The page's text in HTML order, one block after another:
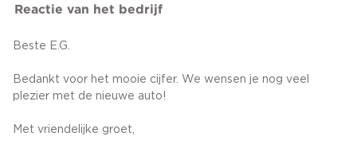
Reactie van het bedrijf
Beste E.G.
Bedankt voor het mooie cijfer. We wensen je nog veel
plezier met de nieuwe auto!
Met vriendelijke groet,